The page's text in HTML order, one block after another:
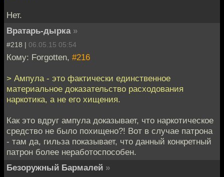
Нет.
Вратарь-дырка »
#218 | 06.05.15 05:54
Кому: Forgotten, #216
> Ампула - это фактически единственное
материальное доказательство расходования
наркотика, а не его хищения.
Как это вдруг ампула доказывает, что наркотическое
средство не было похищено?! Вот в случае патрона
- там да, гильза показывает, что данный конкретный
патрон более неработоспособен.
Безоружный Бармалей »